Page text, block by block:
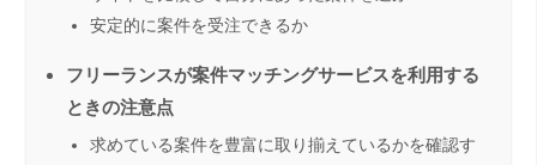
安定的に案件を受注できるか
フリーランスが案件マッチングサービスを利用する
ときの注意点
求めている案件を豊富に取り揃えているかを確認す